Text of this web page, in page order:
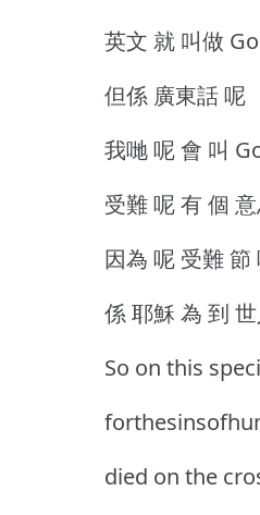
英文 就 叫做
但係 廣東話 呢
我哋 呢 會 叫
受難 呢 有 個
因為 呢 受難
係 耶穌 為 到
So on this
died on the